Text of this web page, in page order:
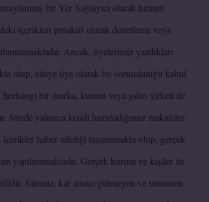
bir Yer Sağlayıcı olarak hizmet
içerikleri proaktif olarak denetleme veya
Ancak, üyelerimiz yazdıkları
olup, siteye üye olarak bu sorumluluğu kabul
herhangi bir marka, kurum veya şahıs şirketi ile
Sitede yalnızca kendi hazırladığımız makaleler
içerikler haber niteliği taşımamakta olup, gerçek
yapılmamaktadır. Gerçek kurum ve kişiler ile
Sitemiz, kar amacı gütmeyen ve tamamen